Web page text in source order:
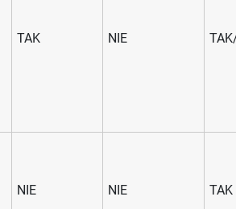
TAK NIE
NIE NIE TAK